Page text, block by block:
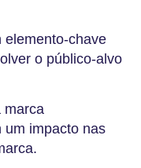
elemento-chave
o público-alvo
marca
um impacto nas